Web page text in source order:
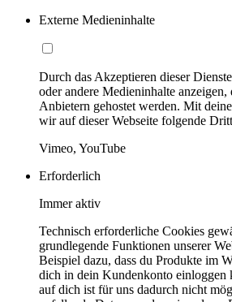
Externe Medieninhalte
Durch das Akzeptieren dieser
oder andere Medieninhalte anzeigen,
Anbietern gehostet werden. Mit
wir auf dieser Webseite folgende
Vimeo, YouTube
Erforderlich
Immer aktiv
Technisch erforderliche Cookies
grundlegende Funktionen unserer
Beispiel dazu, dass du Produkte im
dich in dein Kundenkonto einloggen
auf dich ist für uns dadurch nicht